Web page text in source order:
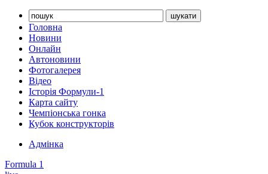
Головна
Новини
Онлайн
Автоновини
Фотогалерея
Відео
Історія Формули-1
Карта сайту
Чемпіонська гонка
Кубок конструкторів
Адмінка
Formula 1